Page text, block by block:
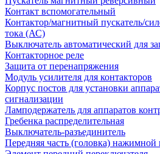
Контакт вспомогательный
Контактор/магнитный пускатель/
тока (АС)
Выключатель автоматический для
Контакторное реле
Защита от перенапряжения
Модуль усилителя для контакторов
Корпус постов для установки
сигнализации
Ламподержатель для аппаратов
Гребенка распределительная
Выключатель-разъединитель
Передняя часть (головка) нажимной